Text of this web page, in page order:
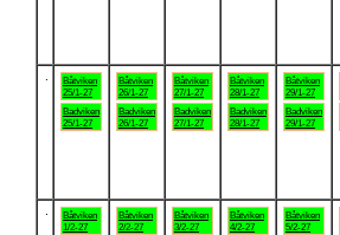
Båtviken
25/1-27
Badviken
25/1-27
Båtviken
26/1-27
Badviken
26/1-27
Båtviken
27/1-27
Badviken
27/1-27
Båtviken
28/1-27
Badviken
28/1-27
Båtviken
29/1-27
Badviken
29/1-27
Båtviken
1/2-27
Båtviken
2/2-27
Båtviken
3/2-27
Båtviken
4/2-27
Båtviken
5/2-27